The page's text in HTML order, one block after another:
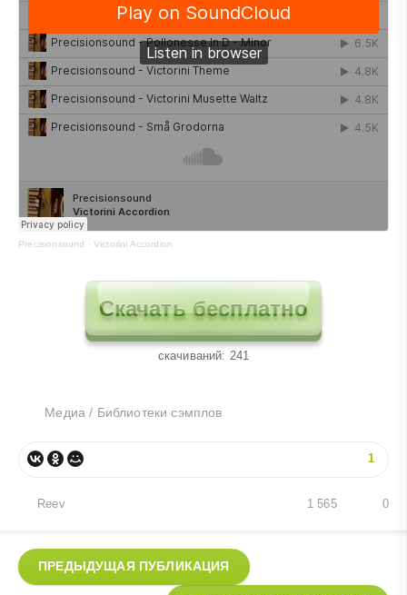
Precisionsound · Victorini Accordion
Скачать бесплатно
cкачиваний: 241
Медиа / Библиотеки сэмплов
1
Reev 0
1 565
ПРЕДЫДУЩАЯ ПУБЛИКАЦИЯ